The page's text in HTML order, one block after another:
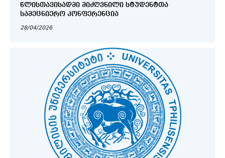
ᲬᲚᲘᲡᲗᲐᲕᲘᲡᲐᲓᲛᲘ ᲛᲘᲫᲦᲕᲜᲘᲚᲘ ᲡᲢᲣᲓᲔᲜᲢᲗᲐ
ᲡᲐᲛᲔᲪᲜᲘᲔᲠᲝ ᲙᲝᲜᲤᲔᲠᲔᲜᲪᲘᲐ
28/04/2026